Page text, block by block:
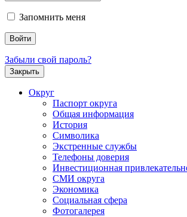
Запомнить меня
Забыли свой пароль?
Закрыть
Округ
Паспорт округа
Общая информация
История
Символика
Экстренные службы
Телефоны доверия
Инвестиционная
СМИ округа
Экономика
Социальная сфера
Фотогалерея